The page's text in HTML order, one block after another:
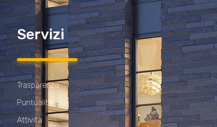
Servizi
Trasparenza
Puntualità
Attività